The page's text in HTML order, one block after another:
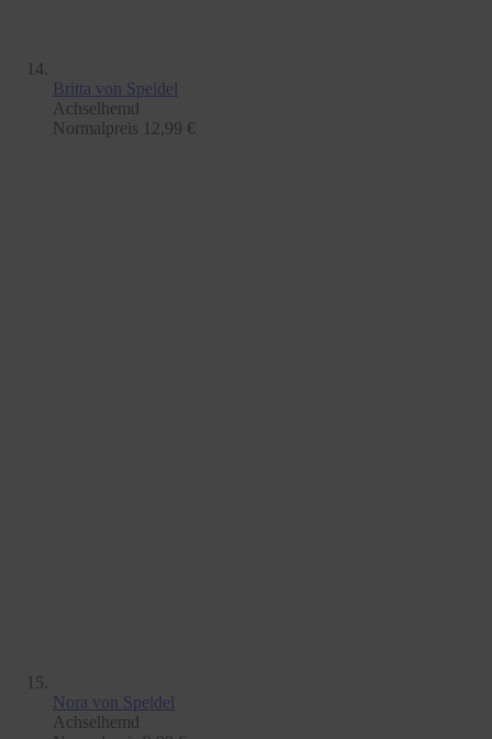
Britta von Speidel
Achselhemd
Normalpreis 12,99 €
Nora von Speidel
Achselhemd